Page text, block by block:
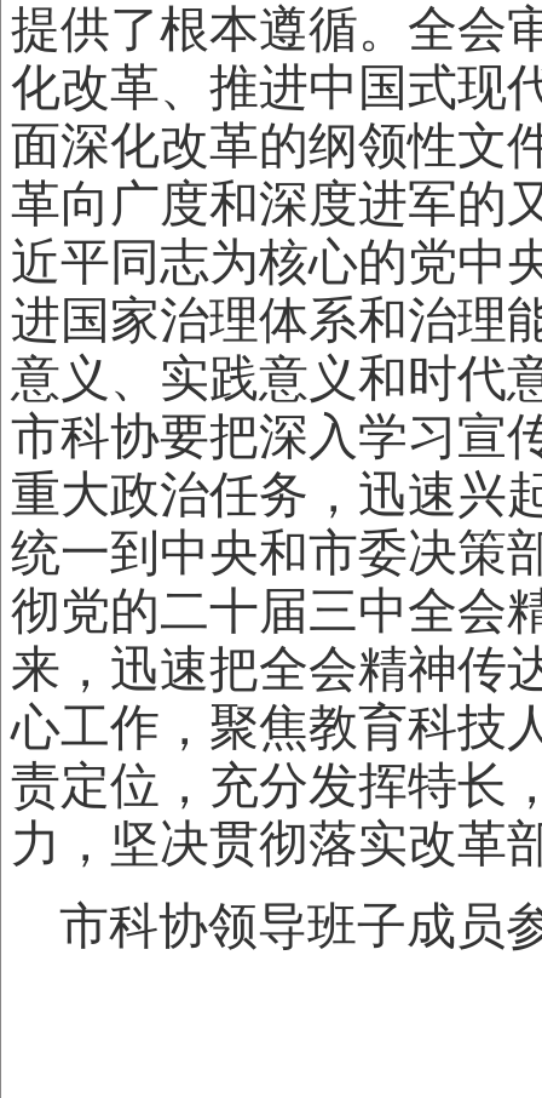
提供了根本遵循。全会
化改革、推进中国式现
面深化改革的纲领性文
革向广度和深度进军的
近平同志为核心的党中
进国家治理体系和治理
意义、实践意义和时代
市科协要把深入学习宣
重大政治任务，迅速兴
统一到中央和市委决策
彻党的二十届三中全会
来，迅速把全会精神传
心工作，聚焦教育科技
责定位，充分发挥特长
力，坚决贯彻落实改革
市科协领导班子成员